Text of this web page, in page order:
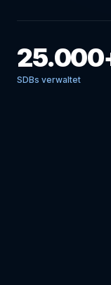
SDBs verwaltet